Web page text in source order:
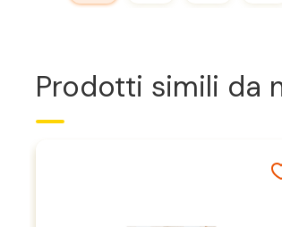
Prodotti simili da